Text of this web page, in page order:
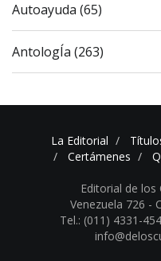
Autoayuda (65)
AntologÍa (263)
La Editorial
Certámenes
Editorial de
Venezuela 726 -
Tel.: (011) 4331-